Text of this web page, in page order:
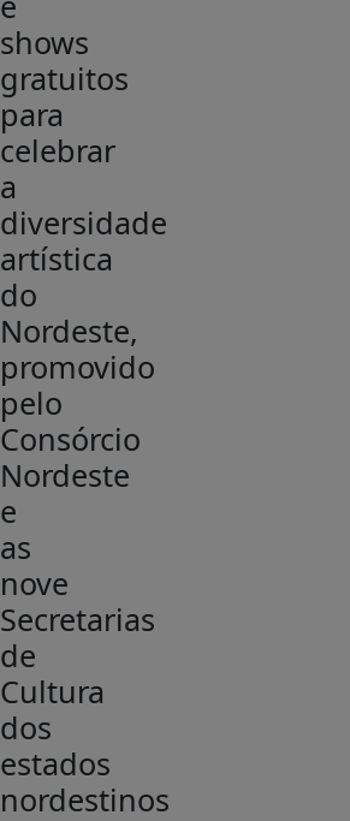
shows
gratuitos
para
celebrar
a
diversidade
artística
do
Nordeste,
promovido
pelo
Consórcio
Nordeste
e
as
nove
Secretarias
de
Cultura
dos
estados
nordestinos